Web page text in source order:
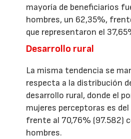
mayoría de beneficiarios
hombres, un 62,35%,
que representaron el
Desarrollo rural
La misma tendencia se
respecta a la distribución
desarrollo rural, donde el
mujeres perceptoras es
frente al 70,76% (97.582)
hombres.